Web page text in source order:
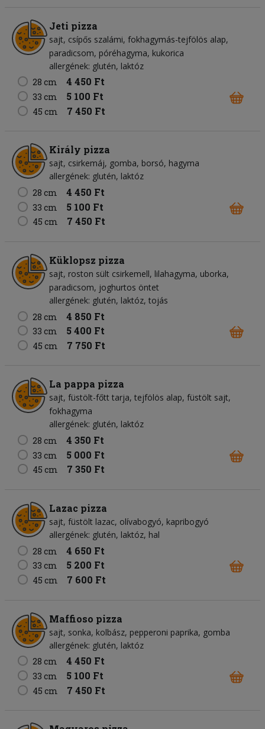
Jeti pizza
sajt csípős szalámi fokhagymás-tejfölös alap
paradicsom póréhagyma kukorica
allergének: glutén, laktóz
28 cm
4 450 Ft
33 cm 5 100 Ft
45 cm 7 450 Ft
Király pizza
sajt csirkemáj gomba borsó hagyma
allergének: glutén, laktóz
28 cm
4 450 Ft
33 cm 5 100 Ft
45 cm 7 450 Ft
Küklopsz pizza
sajt roston sült csirkemell lilahagyma uborka
paradicsom joghurtos öntet
allergének: glutén, laktóz, tojás
28 cm
4 850 Ft
33 cm 5 400 Ft
45 cm 7 750 Ft
La pappa pizza
sajt füstölt-főtt tarja tejfölös alap füstölt sajt
fokhagyma
allergének: glutén, laktóz
28 cm
4 350 Ft
33 cm 5 000 Ft
45 cm 7 350 Ft
Lazac pizza
sajt füstölt lazac olívabogyó kapribogyó
allergének: glutén, laktóz, hal
28 cm
4 650 Ft
33 cm 5 200 Ft
45 cm 7 600 Ft
Maffioso pizza
sajt sonka kolbász pepperoni paprika gomba
allergének: glutén, laktóz
28 cm
4 450 Ft
33 cm 5 100 Ft
45 cm 7 450 Ft